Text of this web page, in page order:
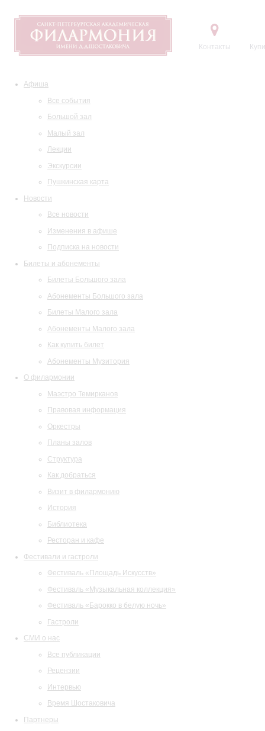
Контакты
Афиша
Все события
Большой зал
Малый зал
Лекции
Экскурсии
Пушкинская карта
Новости
Все новости
Изменения в афише
Подписка на новости
Билеты и абонементы
Билеты Большого зала
Абонементы Большого зала
Билеты Малого зала
Абонементы Малого зала
Как купить билет
Абонементы Музитория
О филармонии
Маэстро Темирканов
Правовая информация
Оркестры
Планы залов
Структура
Как добраться
Визит в филармонию
История
Библиотека
Ресторан и кафе
Фестивали и гастроли
Фестиваль «Площадь Искусств»
Фестиваль «Музыкальная коллекция»
Фестиваль «Барокко в белую ночь»
Гастроли
СМИ о нас
Все публикации
Рецензии
Интервью
Время Шостаковича
Партнеры